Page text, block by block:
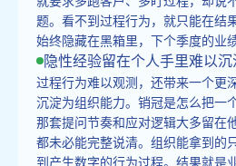
题。看不到过程行为，就只能在结
始终隐藏在黑箱里，下个季度的业
隐性经验留在个人手里难以沉
过程行为难以观测，还带来一个更
沉淀为组织能力。销冠是怎么把一
那套提问节奏和应对逻辑大多留在
都未必能完整说清。组织能拿到的
到产生数字的行为过程。结果就是